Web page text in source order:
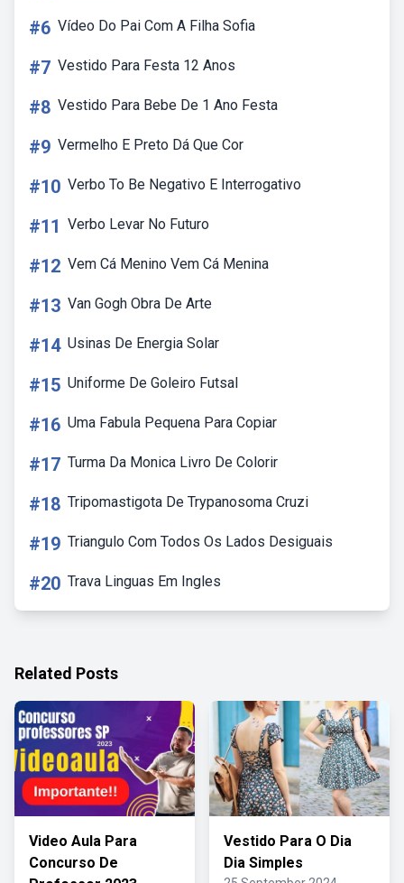
#6 Vídeo Do Pai Com A Filha Sofia
#7 Vestido Para Festa 12 Anos
#8 Vestido Para Bebe De 1 Ano Festa
#9 Vermelho E Preto Dá Que Cor
#10 Verbo To Be Negativo E Interrogativo
#11 Verbo Levar No Futuro
#12 Vem Cá Menino Vem Cá Menina
#13 Van Gogh Obra De Arte
#14 Usinas De Energia Solar
#15 Uniforme De Goleiro Futsal
#16 Uma Fabula Pequena Para Copiar
#17 Turma Da Monica Livro De Colorir
#18 Tripomastigota De Trypanosoma Cruzi
#19 Triangulo Com Todos Os Lados Desiguais
#20 Trava Linguas Em Ingles
Related Posts
Video Aula Para
Concurso De
Vestido Para O Dia
Dia Simples